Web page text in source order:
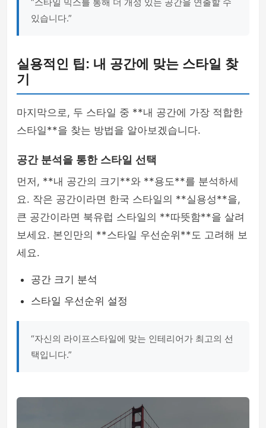
있습니다.”
실용적인 팁: 내 공간에 맞는 스타일 찾
기
마지막으로, 두 스타일 중 **내 공간에 가장 적합한
스타일**을 찾는 방법을 알아보겠습니다.
공간 분석을 통한 스타일 선택
먼저, **내 공간의 크기**와 **용도**를 분석하세
요. 작은 공간이라면 한국 스타일의 **실용성**을,
큰 공간이라면 북유럽 스타일의 **따뜻함**을 살려
보세요. 본인만의 **스타일 우선순위**도 고려해 보
세요.
공간 크기 분석
스타일 우선순위 설정
“자신의 라이프스타일에 맞는 인테리어가 최고의 선
택입니다.”